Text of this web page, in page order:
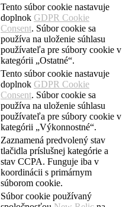
Tento súbor cookie nastavuje
doplnok GDPR Cookie
Consent. Súbor cookie sa
používa na uloženie súhlasu
používateľa pre súbory cookie v
kategórii „Ostatné“.
Tento súbor cookie nastavuje
doplnok GDPR Cookie
Consent. Súbor cookie sa
používa na uloženie súhlasu
používateľa pre súbory cookie v
kategórii „Výkonnostné“.
Zaznamená predvolený stav
tlačidla príslušnej kategórie a
stav CCPA. Funguje iba v
koordinácii s primárnym
súborom cookie.
Súbor cookie používaný